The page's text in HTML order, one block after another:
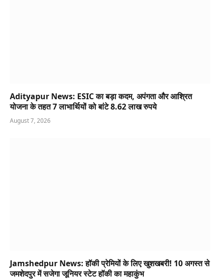
Adityapur News: ESIC का बड़ा कदम, अपंगता और आश्रित
योजना के तहत 7 लाभार्थियों को बांटे 8.62 लाख रुपये
August 7, 2026
Jamshedpur News: हॉकी प्रेमियों के लिए खुशखबरी! 10 अगस्त से
जमशेदपुर में सजेगा जूनियर स्टेट हॉकी का महाकुंभ